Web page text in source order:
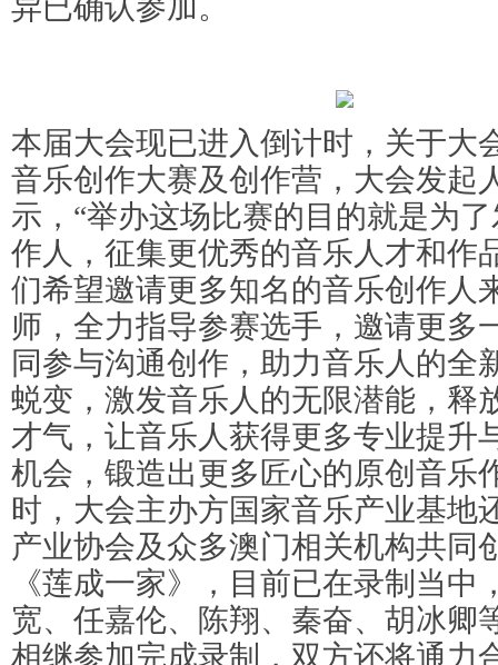
异已确认参加。
本届大会现已进入倒计时，关于大
音乐创作大赛及创作营，大会发起
示，“举办这场比赛的目的就是为
作人，征集更优秀的音乐人才和作
们希望邀请更多知名的音乐创作人
师，全力指导参赛选手，邀请更多
同参与沟通创作，助力音乐人的全
蜕变，激发音乐人的无限潜能，释
才气，让音乐人获得更多专业提升
机会，锻造出更多匠心的原创音乐
时，大会主办方国家音乐产业基地
产业协会及众多澳门相关机构共同
《莲成一家》，目前已在录制当中
宽、任嘉伦、陈翔、秦奋、胡冰卿
相继参加完成录制，双方还将通力